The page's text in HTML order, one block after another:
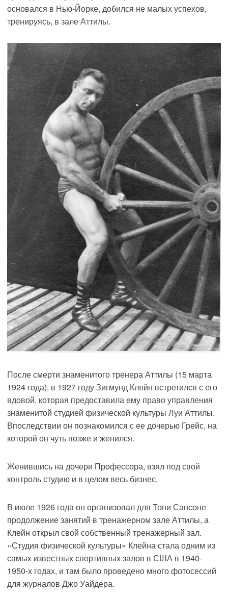
основался в Нью-Йорке, добился не малых успехов,
тренируясь, в зале Аттилы.
После смерти знаменитого тренера Аттилы (15 марта
1924 года), в 1927 году Зигмунд Кляйн встретился с его
вдовой, которая предоставила ему право управления
знаменитой студией физической культуры Луи Аттилы.
Впоследствии он познакомился с ее дочерью Грейс, на
которой он чуть позже и женился.
Женившись на дочери Профессора, взял под свой
контроль студию и в целом весь бизнес.
В июле 1926 года он организовал для Тони Сансоне
продолжение занятий в тренажерном зале Аттилы, а
Клейн открыл свой собственный тренажерный зал.
«Студия физической культуры» Клейна стала одним из
самых известных спортивных залов в США в 1940-
1950-х годах, и там было проведено много фотосессий
для журналов Джо Уайдера.